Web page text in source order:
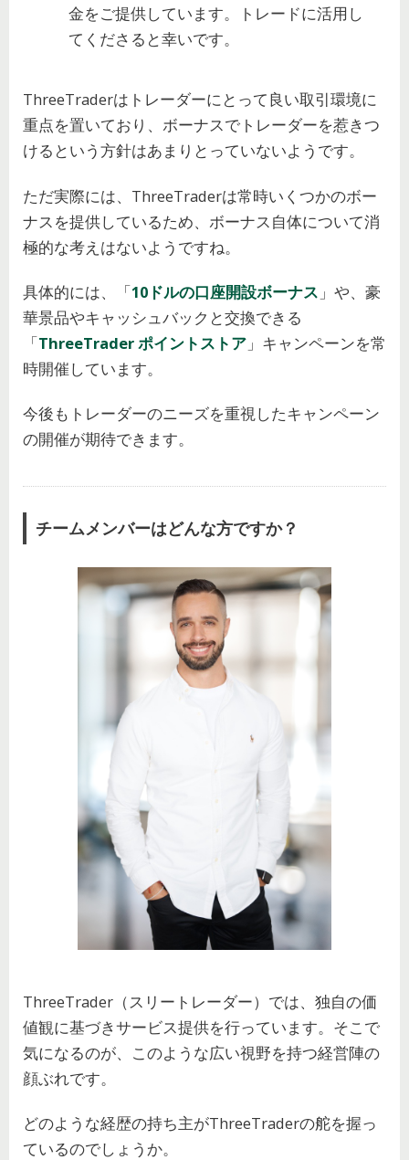
金をご提供しています。トレードに活用し
てくださると幸いです。
ThreeTraderはトレーダーにとって良い取引環境に
重点を置いており、ボーナスでトレーダーを惹きつ
けるという方針はあまりとっていないようです。
ただ実際には、ThreeTraderは常時いくつかのボー
ナスを提供しているため、ボーナス自体について消
極的な考えはないようですね。
具体的には、「10ドルの口座開設ボーナス 」や、豪
華景品やキャッシュバックと交換できる
「ThreeTrader ポイントストア 」キャンペーンを常
時開催しています。
今後もトレーダーのニーズを重視したキャンペーン
の開催が期待できます。
チームメンバーはどんな方ですか？
ThreeTrader（スリートレーダー）では、独自の価
値観に基づきサービス提供を行っています。そこで
気になるのが、このような広い視野を持つ経営陣の
顔ぶれです。
どのような経歴の持ち主がThreeTraderの舵を握っ
ているのでしょうか。